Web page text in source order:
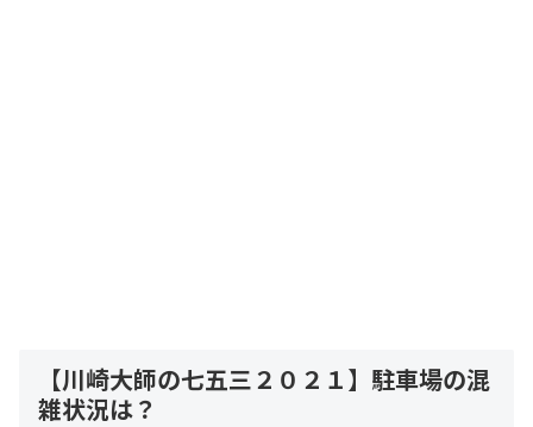
【川崎大師の七五三２０２１】駐車場の混
雑状況は？